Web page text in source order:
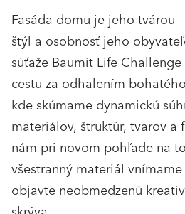
Fasáda domu je jeho tvárou
štýl a osobnosť jeho
súťaže Baumit Life
cestu za odhalením
kde skúmame dynamickú
materiálov, štruktúr, tvarov a
nám pri novom pohľade na
všestranný materiál
objavte neobmedzenú